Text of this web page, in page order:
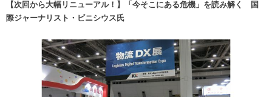
【次回から大幅リニューアル！】「今そこにある危機」を読み解く 国
際ジャーナリスト・ビニシウス氏